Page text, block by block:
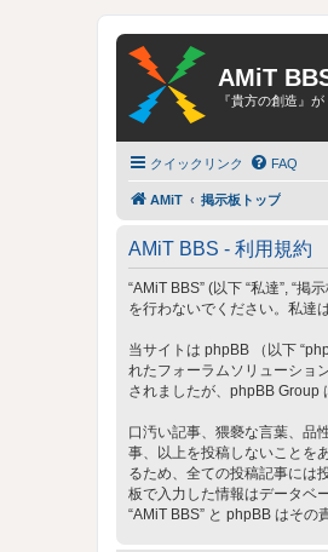
AMiT
『貴方の創造』が
クイックリンク FAQ
AMiT 掲示板トップ
AMiT BBS - 利用規約
“AMiT BBS” (以下 “私達”, “
を行わないでください。私達
当サイトは phpBB （以下
れたフォーラムソリューショ
されましたが、phpBB Group
口汚い記事、猥褻な言葉、品
事、以上を投稿しないことを
るため、全ての投稿記事には
板で入力した情報はデータベ
“AMiT BBS” と phpBB はその